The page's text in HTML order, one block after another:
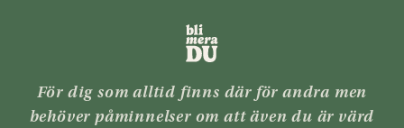
För dig som alltid finns där för andra men
behöver påminnelser om att även du är värd